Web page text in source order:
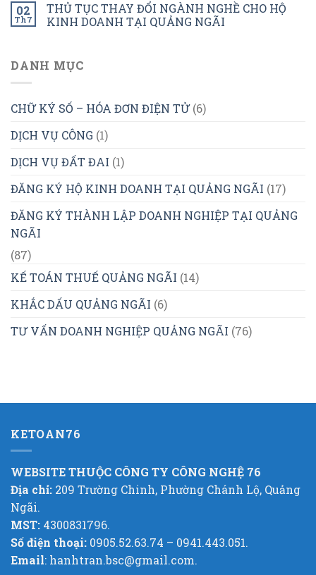
02
Th7
THỦ TỤC THAY ĐỔI NGÀNH NGHỀ CHO HỘ
KINH DOANH TẠI QUẢNG NGÃI
DANH MỤC
CHỮ KÝ SỐ – HÓA ĐƠN ĐIỆN TỬ(6)
DỊCH VỤ CÔNG (1)
DỊCH VỤ ĐẤT ĐAI (1)
ĐĂNG KÝ HỘ KINH DOANH TẠI QUẢNG NGÃI (17)
ĐĂNG KÝ THÀNH LẬP DOANH NGHIỆP TẠI QUẢNG
NGÃI
(87)
KẾ TOÁN THUẾ QUẢNG NGÃI (14)
KHẮC DẤU QUẢNG NGÃI (6)
TƯ VẤN DOANH NGHIỆP QUẢNG NGÃI (76)
KETOAN76
WEBSITE THUỘC CÔNG TY CÔNG NGHỆ 76
Địa chỉ: 209 Trường Chinh, Phường Chánh Lộ, Quảng
Ngãi.
MST: 4300831796.
Số điện thoại: 0905.52.63.74 – 0941.443.051.
Email: hanhtran.bsc@gmail.com.